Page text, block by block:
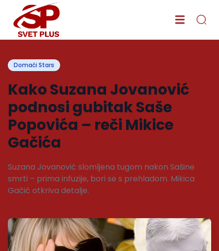
Domaći Stars
Kako Suzana Jovanović
podnosi gubitak Saše
Popovića – reči Mikice
Gačića
Suzana Jovanović slomljena tugom nakon Sašine
smrti – prima infuzije, bori se s prehladom. Mikica
Gačić otkriva detalje.